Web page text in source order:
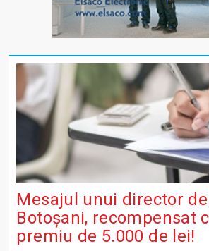
Mesajul unui director
Botoșani, recompensat
premiu de 5.000 de lei!